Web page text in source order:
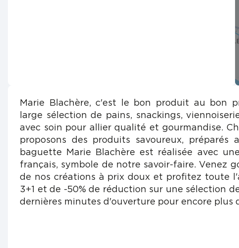
Marie Blachère, c'est le bon produit au bon
large sélection de pains, snackings,
avec soin pour allier qualité et gourmandise.
proposons des produits savoureux, préparés
baguette Marie Blachère est réalisée avec
français, symbole de notre savoir-faire. Venez
de nos créations à prix doux et profitez toute
3+1 et de -50% de réduction sur une sélection
dernières minutes d'ouverture pour encore plus